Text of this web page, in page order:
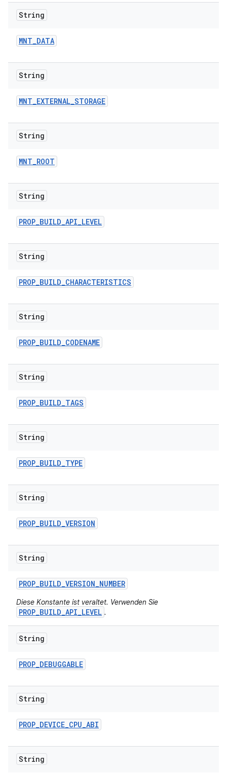
String
MNT_DATA
String
MNT_EXTERNAL_STORAGE
String
MNT_ROOT
String
PROP_BUILD_API_LEVEL
String
PROP_BUILD_CHARACTERISTICS
String
PROP_BUILD_CODENAME
String
PROP_BUILD_TAGS
String
PROP_BUILD_TYPE
String
PROP_BUILD_VERSION
String
PROP_BUILD_VERSION_NUMBER
Diese Konstante ist veraltet. Verwenden Sie
PROP_BUILD_API_LEVEL .
String
PROP_DEBUGGABLE
String
PROP_DEVICE_CPU_ABI
String